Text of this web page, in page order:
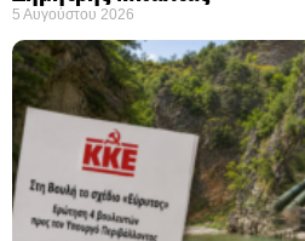
5 Αυγούστου 2026